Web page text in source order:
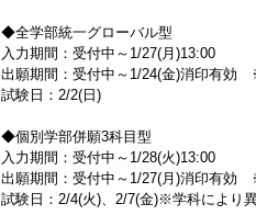
◆全学部統一グローバル型
入力期間：受付中～1/27(月)13:00
出願期間：受付中～1/24(金)消印有効
試験日：2/2(日)
◆個別学部併願3科目型
入力期間：受付中～1/28(火)13:00
出願期間：受付中～1/27(月)消印有効
試験日：2/4(火)、2/7(金)※学科により